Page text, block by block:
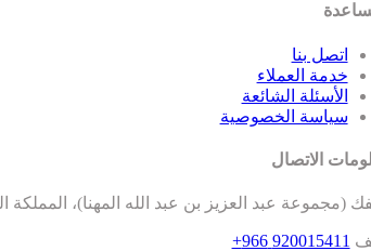
اتصل بنا
خدمة العملاء
الأسئلة الشائعة
سياسة الخصوصية
الاتصال
(مجموعة عبد العزيز بن عبد الله المهنا)، المملكة
920015411 966+